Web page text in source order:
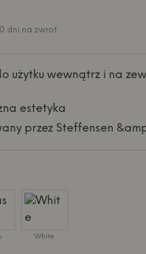
dni na zwrot
użytku wewnątrz i na
estetyka
przez Steffensen
White